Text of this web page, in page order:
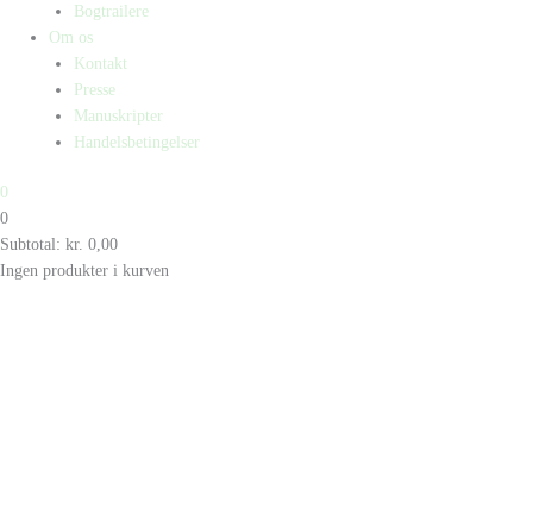
Bogtrailere
Om os
Kontakt
Presse
Manuskripter
Handelsbetingelser
0
0
Subtotal: kr. 0,00
Ingen produkter i kurven